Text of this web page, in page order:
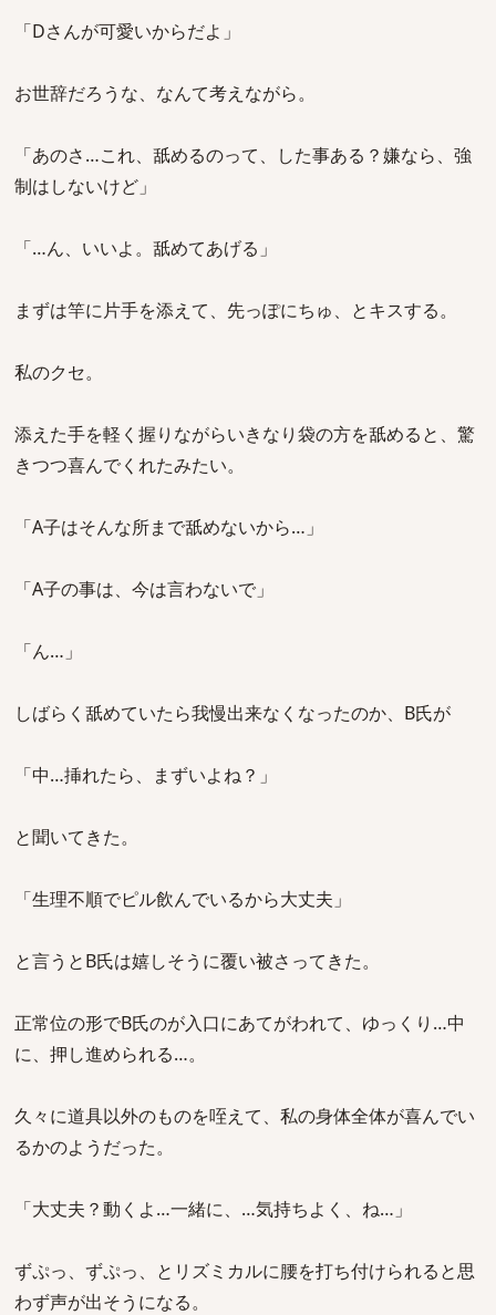
「Dさんが可愛いからだよ」
お世辞だろうな、なんて考えながら。
「あのさ…これ、舐めるのって、した事ある？嫌なら、強
制はしないけど」
「…ん、いいよ。舐めてあげる」
まずは竿に片手を添えて、先っぽにちゅ、とキスする。
私のクセ。
添えた手を軽く握りながらいきなり袋の方を舐めると、驚
きつつ喜んでくれたみたい。
「A子はそんな所まで舐めないから…」
「A子の事は、今は言わないで」
「ん…」
しばらく舐めていたら我慢出来なくなったのか、B氏が
「中…挿れたら、まずいよね？」
と聞いてきた。
「生理不順でピル飲んでいるから大丈夫」
と言うとB氏は嬉しそうに覆い被さってきた。
正常位の形でB氏のが入口にあてがわれて、ゆっくり…中
に、押し進められる…。
久々に道具以外のものを咥えて、私の身体全体が喜んでい
るかのようだった。
「大丈夫？動くよ…一緒に、…気持ちよく、ね…」
ずぷっ、ずぷっ、とリズミカルに腰を打ち付けられると思
わず声が出そうになる。